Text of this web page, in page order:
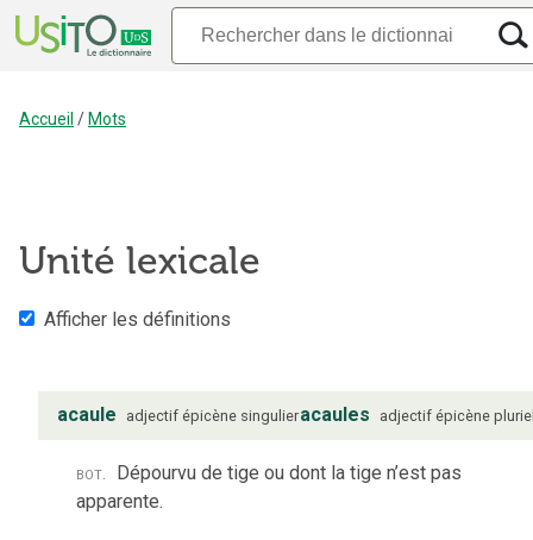
Accueil / Mots
Unité lexicale
Afficher les définitions
acaule adjectif épicène singulieracaules adjectif épicène
bot. Dépourvu de tige ou dont la tige n’est pas
apparente.